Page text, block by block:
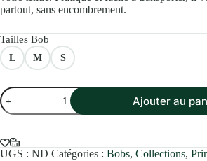
partout, sans encombrement.
Tailles Bob
L M S
quantité
de
Bob
–
Desk
Ajouter au
UGS : ND Catégories : Bobs, Collections,